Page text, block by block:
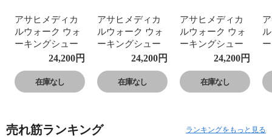
アサヒメディカ
ルウォーク ウォ
ーキングシュー
ズ レディース メ
ックス 4E 本革
レザー 反射材 黒
24,200円
在庫なし
アサヒメディカ
ルウォーク ウォ
ーキングシュー
ズ レディース メ
ックス 4E 本革
レザー 反射材 黒
24,200円
在庫なし
アサヒメディカ
ルウォーク ウォ
ーキングシュー
ズ レディース メ
ックス 4E 本革
レザー 反射材 黒
24,200円
在庫なし
売れ筋ランキング ランキングをもっと見る